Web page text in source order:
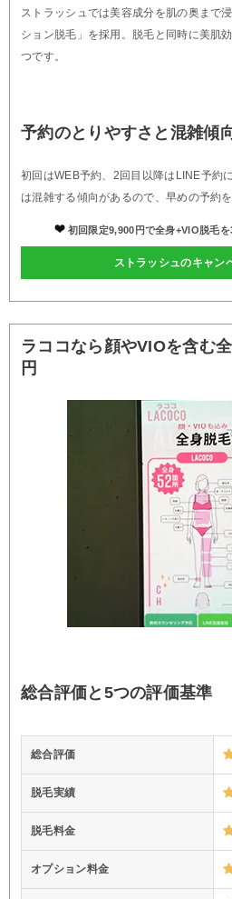
ストラッシュでは美容成分を肌の奥まで
ション脱毛」を採用。脱毛と同時に美肌
つです。
予約のとりやすさと混雑傾
初回はWEB予約、2回目以降はLINE予約
は混雑する傾向があるので、早めの予約を
初回限定9,900円で全身+VIO脱毛
ストラッシュのキャン
ラココなら顔やVIOを含む
円
総合評価と5つの評価基準
総合評価
脱毛実績
脱毛料金
オプション料金